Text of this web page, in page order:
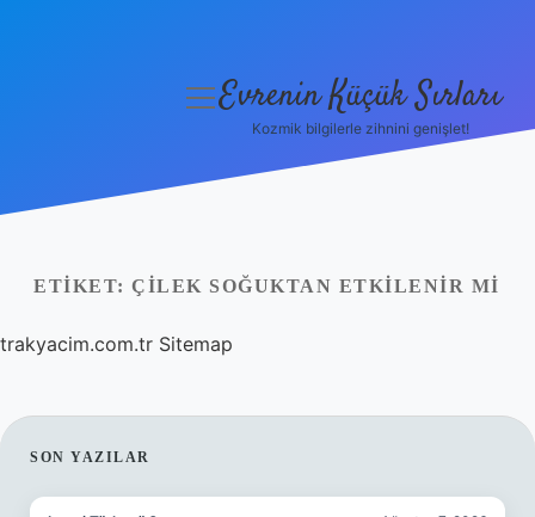
Yasal Uyarı
Hakkımızda
menüyü
Evrenin Küçük Sırları
Kozmik bilgilerle zihnini genişlet!
ETIKET: ÇILEK SOĞUKTAN ETKILENIR MI
trakyacim.com.tr Sitemap
SIDEBAR
SON YAZILAR